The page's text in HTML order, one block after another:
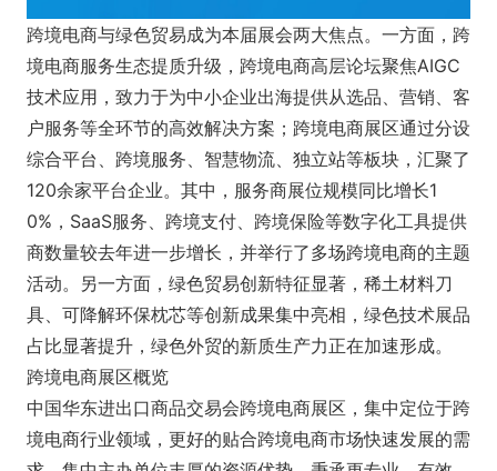
跨境电商与绿色贸易成为本届展会两大焦点。一方面，跨
境电商服务生态提质升级，跨境电商高层论坛聚焦AIGC
技术应用，致力于为中小企业出海提供从选品、营销、客
户服务等全环节的高效解决方案；跨境电商展区通过分设
综合平台、跨境服务、智慧物流、独立站等板块，汇聚了
120余家平台企业。其中，服务商展位规模同比增长1
0%，SaaS服务、跨境支付、跨境保险等数字化工具提供
商数量较去年进一步增长，并举行了多场跨境电商的主题
活动。另一方面，绿色贸易创新特征显著，稀土材料刀
具、可降解环保枕芯等创新成果集中亮相，绿色技术展品
占比显著提升，绿色外贸的新质生产力正在加速形成。
跨境电商展区概览
中国华东进出口商品交易会跨境电商展区，集中定位于跨
境电商行业领域，更好的贴合跨境电商市场快速发展的需